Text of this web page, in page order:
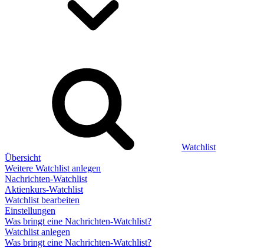
Watchlist
Übersicht
Weitere Watchlist anlegen
Nachrichten-Watchlist
Aktienkurs-Watchlist
Watchlist bearbeiten
Einstellungen
Was bringt eine Nachrichten-Watchlist?
Watchlist anlegen
Was bringt eine Nachrichten-Watchlist?